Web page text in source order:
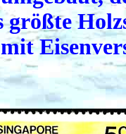
größte